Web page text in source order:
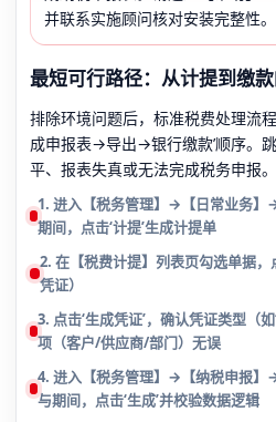
并联系实施顾问核对安装完整性。
最短可行路径：从计提到缴
排除环境问题后，标准税费处理流
成申报表→导出→银行缴款’顺序。
平、报表失真或无法完成税务申报。
1. 进入【税务管理】→【日常业务】
期间，点击‘计提’生成计提单
2. 在【税费计提】列表页勾选单据，
凭证）
3. 点击‘生成凭证’，确认凭证类型（
项（客户/供应商/部门）无误
4. 进入【税务管理】→【纳税申报】
与期间，点击‘生成’并校验数据逻辑